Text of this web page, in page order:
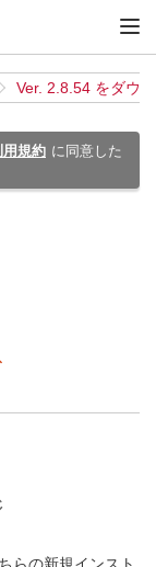
メ
イ
ン
メ
Ver. 2.8.54 をダウ
用規約 に同意した
らの新規インスト